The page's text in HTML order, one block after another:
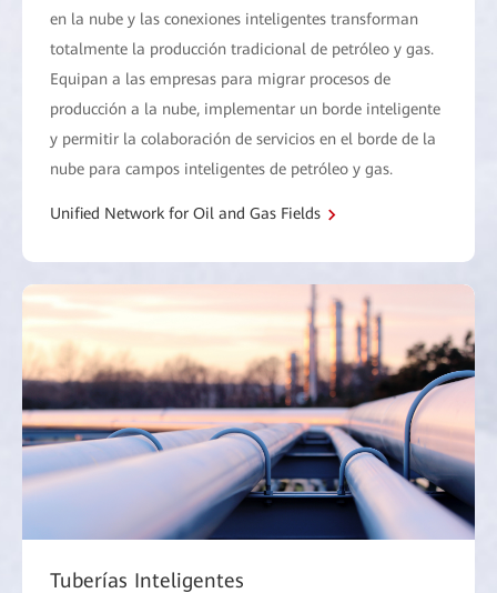
en la nube y las conexiones inteligentes transforman
totalmente la producción tradicional de petróleo y gas.
Equipan a las empresas para migrar procesos de
producción a la nube, implementar un borde inteligente
y permitir la colaboración de servicios en el borde de la
nube para campos inteligentes de petróleo y gas.
Unified Network for Oil and Gas Fields
Tuberías Inteligentes